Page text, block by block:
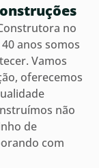
no
anos somos
Vamos
oferecemos
não
de
com